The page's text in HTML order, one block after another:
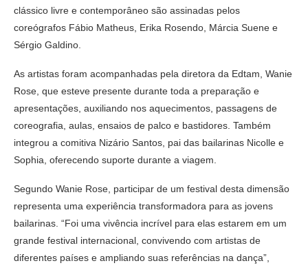
clássico livre e contemporâneo são assinadas pelos
coreógrafos Fábio Matheus, Erika Rosendo, Márcia Suene e
Sérgio Galdino.
As artistas foram acompanhadas pela diretora da Edtam, Wanie
Rose, que esteve presente durante toda a preparação e
apresentações, auxiliando nos aquecimentos, passagens de
coreografia, aulas, ensaios de palco e bastidores. Também
integrou a comitiva Nizário Santos, pai das bailarinas Nicolle e
Sophia, oferecendo suporte durante a viagem.
Segundo Wanie Rose, participar de um festival desta dimensão
representa uma experiência transformadora para as jovens
bailarinas. “Foi uma vivência incrível para elas estarem em um
grande festival internacional, convivendo com artistas de
diferentes países e ampliando suas referências na dança”,